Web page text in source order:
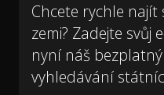
Chcete rychle
zemi? Zadejte svůj
nyní náš
vyhledávání